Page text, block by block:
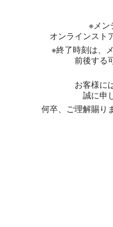
※メン
オンラインスト
※終了時刻は、
前後する
お客様に
誠に申
何卒、ご理解賜り